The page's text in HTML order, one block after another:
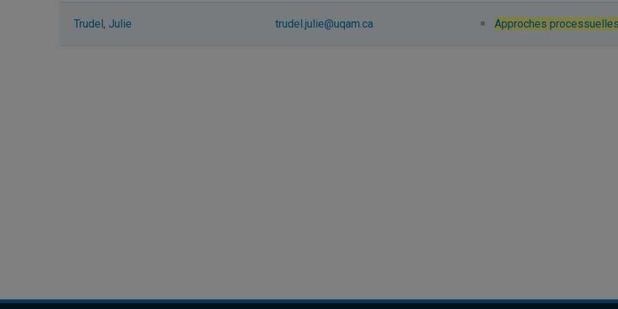
Trudel, Julie trudel.julie@uqam.ca Approches